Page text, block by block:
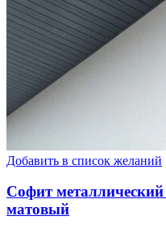
Добавить в список желаний
Софит
матовый